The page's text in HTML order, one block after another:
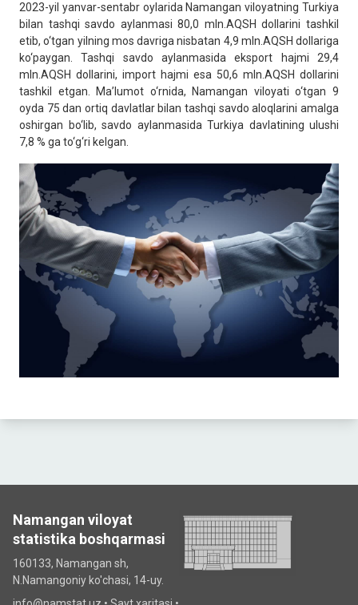
2023-yil yanvar-sentabr oylarida Namangan viloyatning Turkiya
bilan tashqi savdo aylanmasi 80,0 mln.AQSH dollarini tashkil
etib, o‘tgan yilning mos davriga nisbatan 4,9 mln.AQSH dollariga
ko‘paygan. Tashqi savdo aylanmasida eksport hajmi 29,4
mln.AQSH dollarini, import hajmi esa 50,6 mln.AQSH dollarini
tashkil etgan. Ma’lumot o‘rnida, Namangan viloyati o‘tgan 9
oyda 75 dan ortiq davlatlar bilan tashqi savdo aloqlarini amalga
oshirgan bo‘lib, savdo aylanmasida Turkiya davlatining ulushi
7,8 % ga to‘g‘ri kelgan.
Namangan viloyat
statistika boshqarmasi
160133, Namangan sh,
N.Namangoniy ko'chasi, 14-uy.